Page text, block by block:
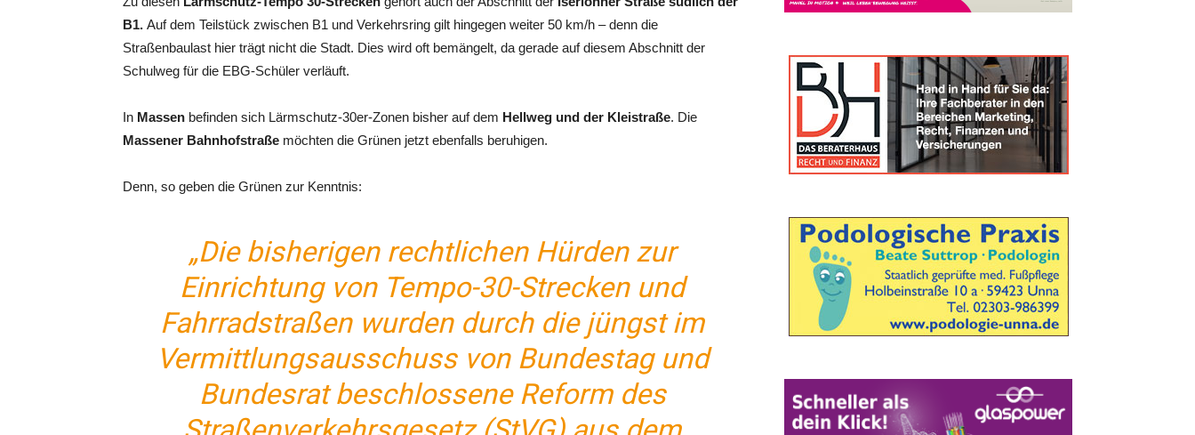
B1. Auf dem Teilstück zwischen B1 und Verkehrsring gilt hingegen weiter 50 km/h – denn die
Straßenbaulast hier trägt nicht die Stadt. Dies wird oft bemängelt, da gerade auf diesem Abschnitt der
Schulweg für die EBG-Schüler verläuft.
In Massen befinden sich Lärmschutz-30er-Zonen bisher auf dem Hellweg und der Kleistraße. Die
Massener Bahnhofstraße möchten die Grünen jetzt ebenfalls beruhigen.
Denn, so geben die Grünen zur Kenntnis:
„Die bisherigen rechtlichen Hürden zur
Einrichtung von Tempo-30-Strecken und
Fahrradstraßen wurden durch die jüngst im
Vermittlungsausschuss von Bundestag und
Bundesrat beschlossene Reform des